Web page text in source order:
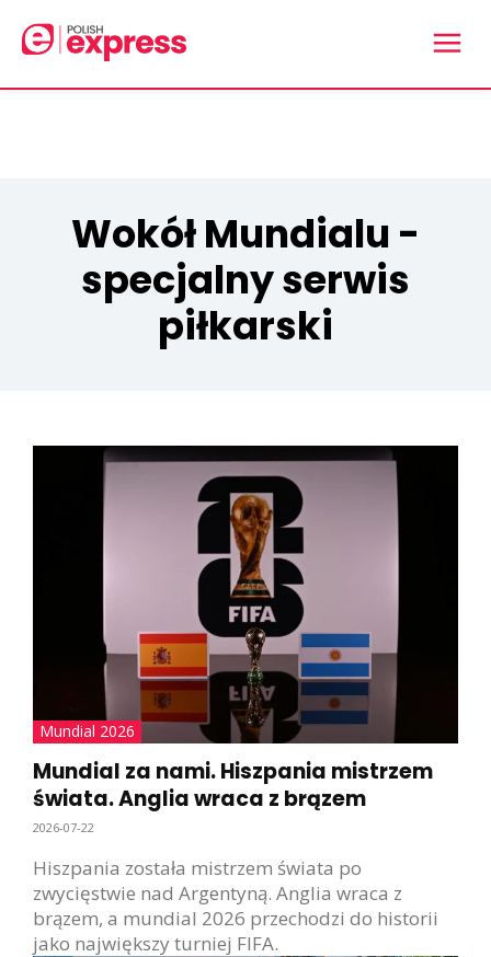
Wokół Mundialu -
specjalny serwis
piłkarski
Mundial 2026
Mundial za nami. Hiszpania mistrzem
świata. Anglia wraca z brązem
2026-07-22
Hiszpania została mistrzem świata po
zwycięstwie nad Argentyną. Anglia wraca z
brązem, a mundial 2026 przechodzi do historii
jako największy turniej FIFA.